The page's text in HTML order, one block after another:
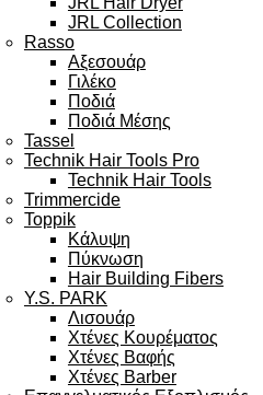
JRL Collection
Rasso
Αξεσουάρ
Γιλέκο
Ποδιά
Ποδιά Μέσης
Tassel
Technik Hair Tools Pro
Technik Hair Tools
Trimmercide
Toppik
Κάλυψη
Πύκνωση
Hair Building Fibers
Y.S. PARK
Λισουάρ
Χτένες Κουρέματος
Χτένες Βαφής
Χτένες Barber